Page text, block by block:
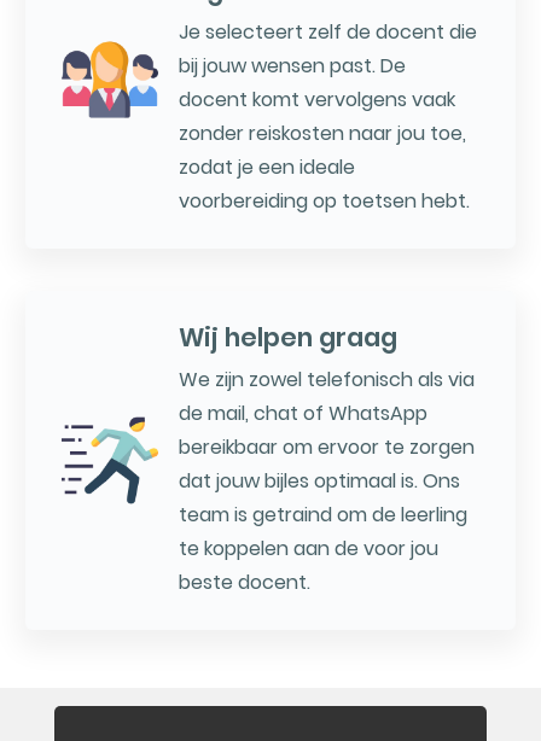
Je selecteert zelf de docent die
bij jouw wensen past. De
docent komt vervolgens vaak
zonder reiskosten naar jou toe,
zodat je een ideale
voorbereiding op toetsen hebt.
Wij helpen graag
We zijn zowel telefonisch als via
de mail, chat of WhatsApp
bereikbaar om ervoor te zorgen
dat jouw bijles optimaal is. Ons
team is getraind om de leerling
te koppelen aan de voor jou
beste docent.